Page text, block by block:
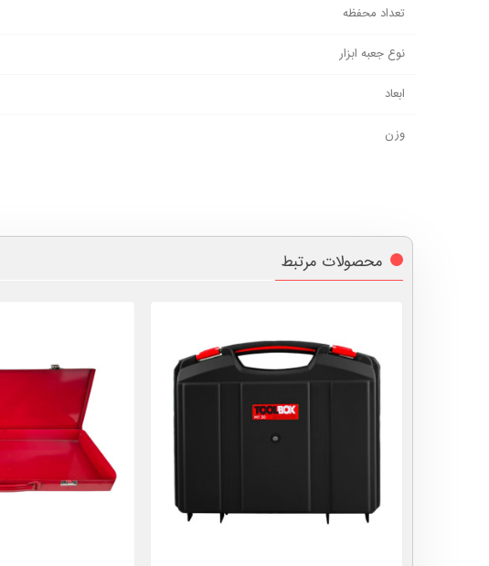
تعداد محفظه
نوع جعبه ابزار
ابعاد
وزن
محصولات مرتبط